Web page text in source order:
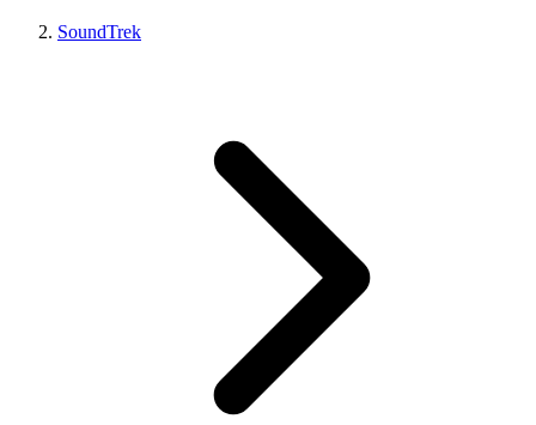
SoundTrek